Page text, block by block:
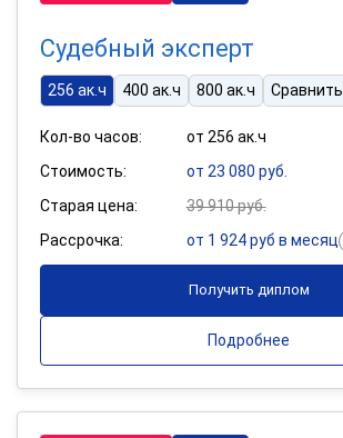
Судебный эксперт
256 ак.ч 400 ак.ч 800 ак.ч Сравнить
Кол-во часов:
от 256 ак.ч
Стоимость:
от 23 080 руб.
Старая цена:
39 910 руб.
Рассрочка:
от 1 924 руб в месяц
Получить диплом
Подробнее